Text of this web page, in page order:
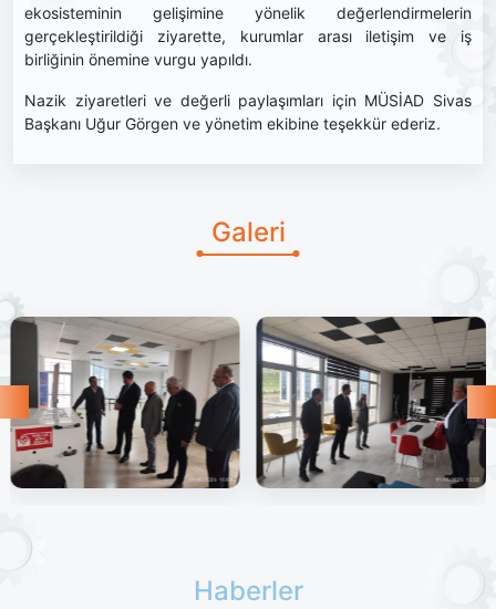
ekosisteminin gelişimine yönelik değerlendirmelerin
gerçekleştirildiği ziyarette, kurumlar arası iletişim ve iş
birliğinin önemine vurgu yapıldı.
Nazik ziyaretleri ve değerli paylaşımları için MÜSİAD Sivas
Başkanı Uğur Görgen ve yönetim ekibine teşekkür ederiz.
Galeri
Haberler